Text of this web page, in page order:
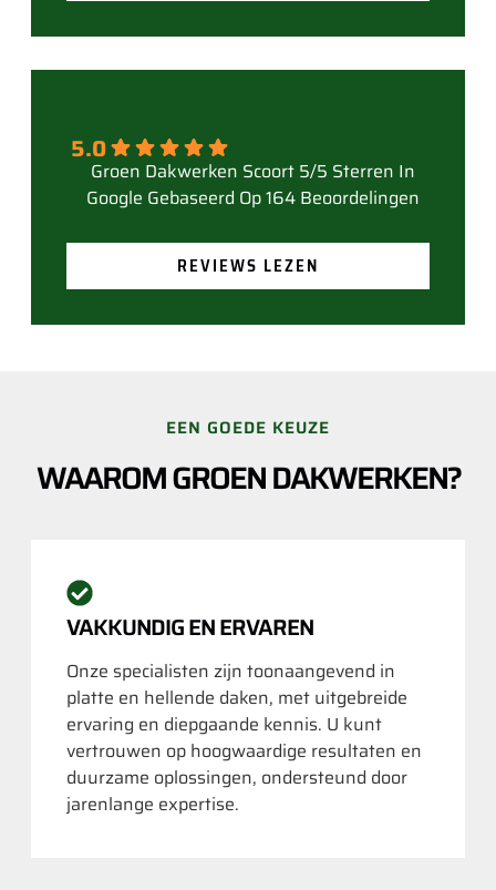
5.0
Gebaseerd Op 164 Beoordelingen
REVIEWS LEZEN
EEN GOEDE KEUZE
WAAROM GROEN DAKWERKEN?
VAKKUNDIG EN ERVAREN
Onze specialisten zijn toonaangevend in
platte en hellende daken, met uitgebreide
ervaring en diepgaande kennis. U kunt
vertrouwen op hoogwaardige resultaten en
duurzame oplossingen, ondersteund door
jarenlange expertise.